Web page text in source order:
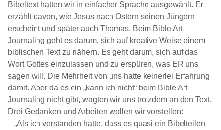
Bibeltext hatten wir in einfacher Sprache ausgewählt. Er
erzählt davon, wie Jesus nach Ostern seinen Jüngern
erscheint und später auch Thomas. Beim Bible Art
Journaling geht es darum, sich auf kreative Weise einem
biblischen Text zu nähern. Es geht darum, sich auf das
Wort Gottes einzulassen und zu erspüren, was ER uns
sagen will. Die Mehrheit von uns hatte keinerlei Erfahrung
damit. Aber da es ein „kann ich nicht“ beim Bible Art
Journaling nicht gibt, wagten wir uns trotzdem an den Text.
Drei Gedanken und Arbeiten wollen wir vorstellen:
„Als ich verstanden hatte, dass es quasi ein Bibelteilen